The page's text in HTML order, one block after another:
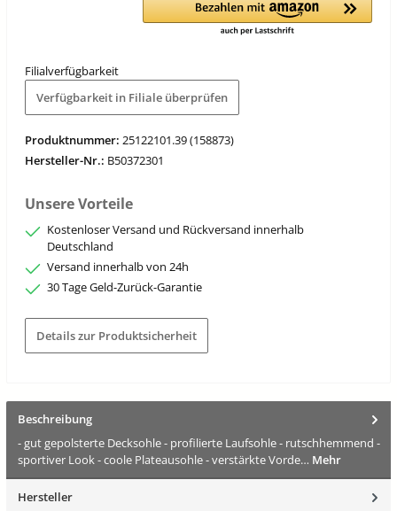
Filialverfügbarkeit
Verfügbarkeit in Filiale überprüfen
Produktnummer: 25122101.39 (158873)
Hersteller-Nr.: B50372301
Unsere Vorteile
Kostenloser Versand und Rückversand innerhalb
Deutschland
Versand innerhalb von 24h
30 Tage Geld-Zurück-Garantie
Details zur Produktsicherheit
Beschreibung
- gut gepolsterte Decksohle - profilierte Laufsohle - rutschhemmend -
sportiver Look - coole Plateausohle - verstärkte Vorde… Mehr
Hersteller